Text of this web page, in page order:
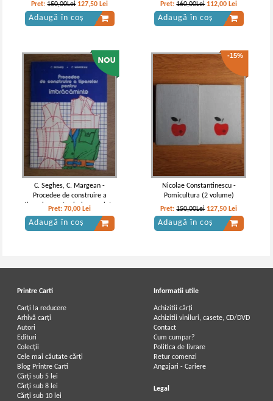
Pret:150,00Lei 127,50 Lei
Adaugă în coș
Pret:160,00Lei 112,00 Lei
Adaugă în coș
C. Seghes, C. Margean -
Procedee de construire a
tiparelor pentru imbracaminte
Pret:70,00 Lei
Adaugă în coș
-15%
Nicolae Constantinescu -
Pomicultura (2 volume)
Pret:150,00Lei 127,50 Lei
Adaugă în coș
Printre Carti
Carți la reducere
Arhivă carți
Autori
Edituri
Colecții
Cele mai căutate cărți
Blog Printre Carti
Cărţi sub 5 lei
Cărţi sub 8 lei
Cărţi sub 10 lei
Informatii utile
Achizitii cărți
Achizitii viniluri, casete, CD/DVD
Contact
Cum cumpar?
Politica de livrare
Retur comenzi
Angajari - Cariere
Legal